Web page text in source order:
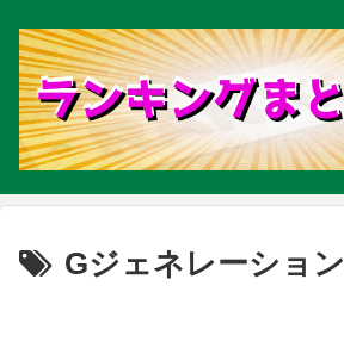
Gジェネレーション